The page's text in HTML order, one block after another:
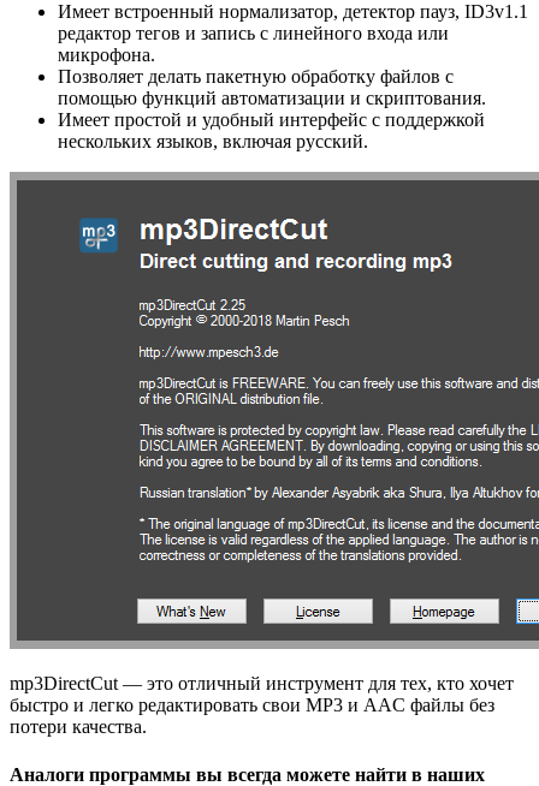
Имеет встроенный нормализатор, детектор пауз, ID3v1.1
редактор тегов и запись с линейного входа или
микрофона.
Позволяет делать пакетную обработку файлов с
помощью функций автоматизации и скриптования.
Имеет простой и удобный интерфейс с поддержкой
нескольких языков, включая русский.
mp3DirectCut — это отличный инструмент для тех, кто хочет
быстро и легко редактировать свои MP3 и AAC файлы без
потери качества.
Аналоги программы вы всегда можете найти в наших